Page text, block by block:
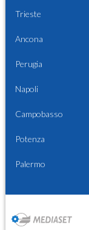
Trieste
Ancona
Perugia
Napoli
Campobasso
Potenza
Palermo